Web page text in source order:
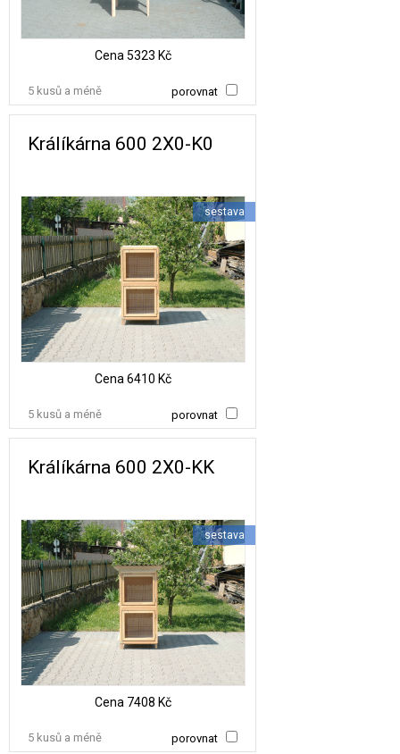
Cena 5323 Kč
porovnat
5 kusů a méně
Králíkárna 600 2X0-K0
sestava
Cena 6410 Kč
porovnat
5 kusů a méně
Králíkárna 600 2X0-KK
sestava
Cena 7408 Kč
porovnat
5 kusů a méně